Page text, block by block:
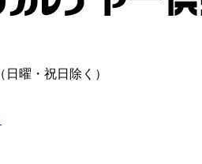
曜・祝日除く）